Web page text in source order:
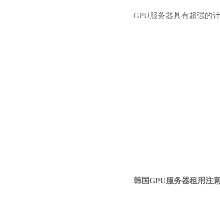
GPU服务器具有超强的
韩国GPU服务器租用注